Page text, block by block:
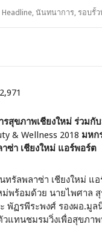
Headline, นันทนาการ, รอบรั้ว
2,971
สุขภาพเชียงใหม่ ร่วมกั
& Wellness 2018 มหก
ซ่า เชียงใหม่ แอร์พอร์ต
ทรัลพลาซ่า เชียงใหม่
ม่พร้อมด้วย นายไพศาล
พัฏรพีระพงศ์ รองผอ.มู
วแทนชมรมวิ่งเพื่อสุขภา